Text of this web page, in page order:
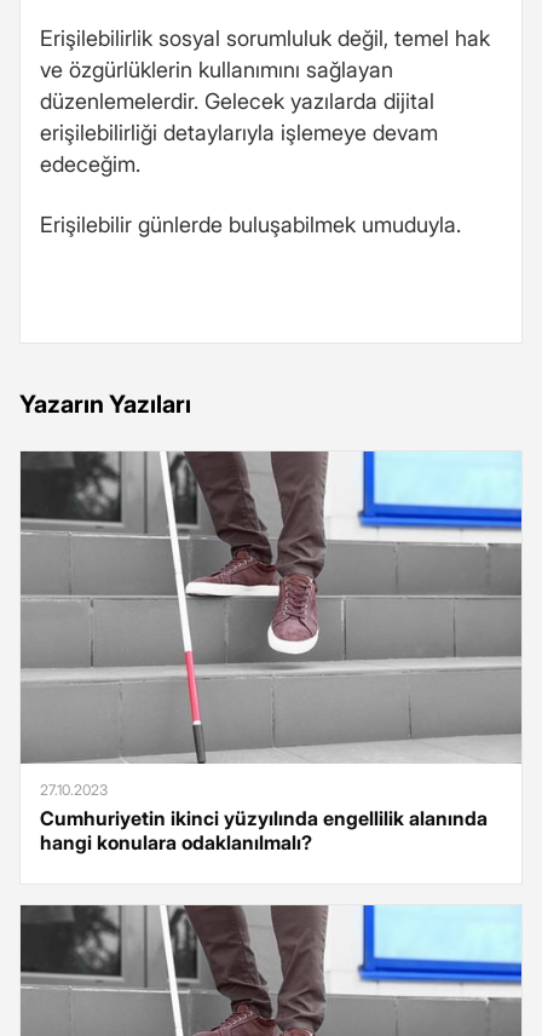
Erişilebilirlik sosyal sorumluluk değil, temel hak
ve özgürlüklerin kullanımını sağlayan
düzenlemelerdir. Gelecek yazılarda dijital
erişilebilirliği detaylarıyla işlemeye devam
edeceğim.
Erişilebilir günlerde buluşabilmek umuduyla.
Yazarın Yazıları
27.10.2023
Cumhuriyetin ikinci yüzyılında engellilik alanında
hangi konulara odaklanılmalı?